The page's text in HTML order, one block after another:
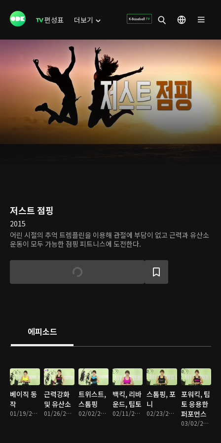
편성표 더보기
저스트 점핑
2015
어린 시절의 추억 트렘플린을 이용해 관절에 부담이 없고 근력과 유산소
운동이 모두 가능한 점핑 피트니스에 도전한다.
에피소드
베이직 동
작
01/19/2015 • 22분
근력강화
및 유산소
01/26/2015 • 24분
트위스트,
스톰핑
02/02/2015 • 24분
백킥, 리바
운드, 팁토
02/11/2015 • 22분
스톰핑, 포
니
02/23/2015 • 21분
포워킥, 팁
토 응용한
퍼포먼스
03/02/2015 • 22분